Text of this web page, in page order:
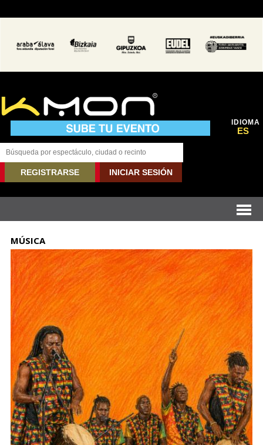
IDIOMA
ES
REGISTRARSE INICIAR SESIÓN
MÚSICA